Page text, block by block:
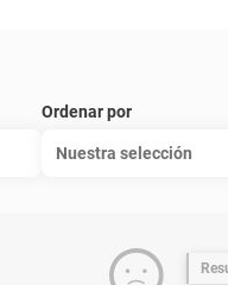
Ordenar por
Nuestra selección